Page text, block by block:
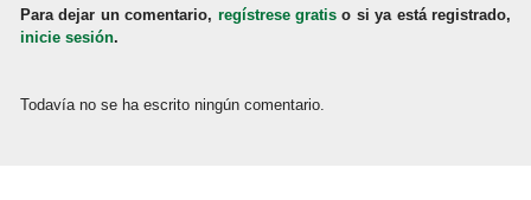
Para dejar un comentario, regístrese gratis o si ya está registrado,
inicie sesión.
Todavía no se ha escrito ningún comentario.